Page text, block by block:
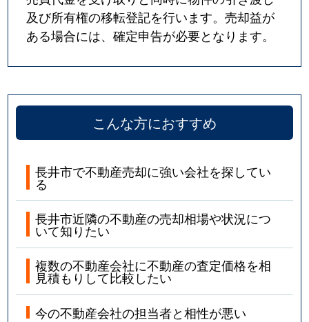
及び所有権の移転登記を行います。売却益が
ある場合には、確定申告が必要となります。
こんな方におすすめ
長井市で不動産売却に強い会社を探してい
る
長井市近隣の不動産の売却相場や状況につ
いて知りたい
複数の不動産会社に不動産の査定価格を相
見積もりして比較したい
今の不動産会社の担当者と相性が悪い